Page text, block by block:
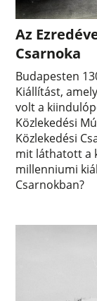
Az
Csarnoka
Budapesten
Kiállítást,
volt a
Közlekedési
Közlekedési
mit láthatott a
millenniumi
Csarnokban?